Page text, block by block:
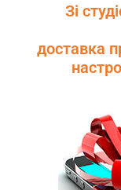
Зі
доставка